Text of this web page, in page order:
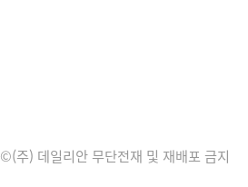
©(주) 데일리안 무단전재 및 재배포 금지